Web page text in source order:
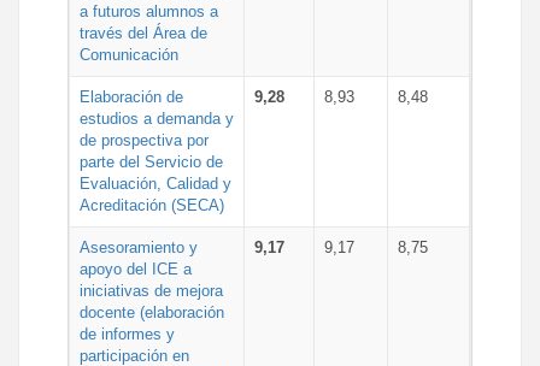
a futuros alumnos a
través del Área de
Comunicación
Elaboración de
estudios a demanda y
de prospectiva por
parte del Servicio de
Evaluación, Calidad y
Acreditación (SECA)
9,28 8,93 8,48
Asesoramiento y
apoyo del ICE a
iniciativas de mejora
docente (elaboración
de informes y
participación en
9,17 9,17 8,75